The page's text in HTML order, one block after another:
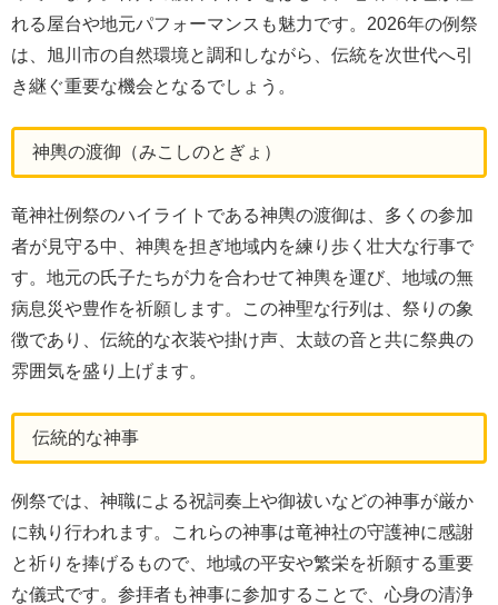
れる屋台や地元パフォーマンスも魅力です。2026年の例祭
は、旭川市の自然環境と調和しながら、伝統を次世代へ引
き継ぐ重要な機会となるでしょう。
神輿の渡御（みこしのとぎょ）
竜神社例祭のハイライトである神輿の渡御は、多くの参加
者が見守る中、神輿を担ぎ地域内を練り歩く壮大な行事で
す。地元の氏子たちが力を合わせて神輿を運び、地域の無
病息災や豊作を祈願します。この神聖な行列は、祭りの象
徴であり、伝統的な衣装や掛け声、太鼓の音と共に祭典の
雰囲気を盛り上げます。
伝統的な神事
例祭では、神職による祝詞奏上や御祓いなどの神事が厳か
に執り行われます。これらの神事は竜神社の守護神に感謝
と祈りを捧げるもので、地域の平安や繁栄を祈願する重要
な儀式です。参拝者も神事に参加することで、心身の清浄